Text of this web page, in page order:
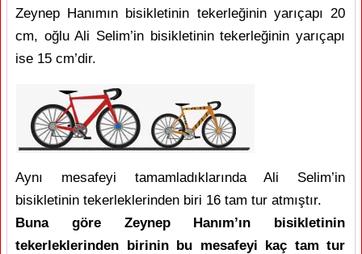
Zeynep Hanımın bisikletinin tekerleğinin yarıçapı 20
cm, oğlu Ali Selim’in bisikletinin tekerleğinin yarıçapı
ise 15 cm’dir.
Aynı mesafeyi tamamladıklarında Ali Selim’in
bisikletinin tekerleklerinden biri 16 tam tur atmıştır.
Buna göre Zeynep Hanım’ın bisikletinin
tekerleklerinden birinin bu mesafeyi kaç tam tur